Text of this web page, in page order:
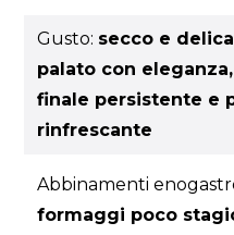
Gusto: secco e
palato con
finale persistente e
rinfrescante
Abbinamenti
formaggi poco